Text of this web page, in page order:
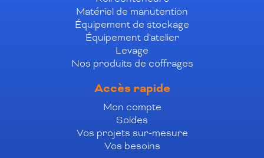
Matériel de manutention
Équipement de stockage
Équipement d'atelier
Levage
Nos produits de coffrages
Accès rapide
Mon compte
Soldes
Vos projets sur-mesure
Vos besoins